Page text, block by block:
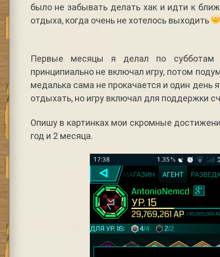
было не забывать делать хак и идти к
отдыха, когда очень не хотелось выходить
Первые месяцы я делал по
принципиально не включал игру, потом
медалька сама не прокачается и один день
отдыхать, но игру включал для поддержки
Опишу в картинках мои скромные
год и 2 месяца.